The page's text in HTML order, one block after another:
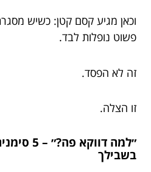
וכאן מגיע קסם קטן: כשיש
פשוט נופלות לבד.
זה לא הפסד.
זו הצלה.
״למה
בשבילך